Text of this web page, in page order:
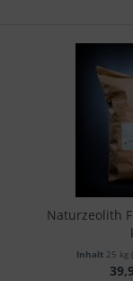
Naturzeolith
Inhalt 25 kg